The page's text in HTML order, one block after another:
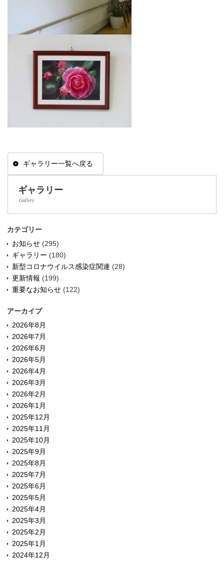
ギャラリー一覧へ戻る
ギャラリー
Gallery
カテゴリー
お知らせ (295)
ギャラリー (180)
新型コロナウイルス感染症関連 (28)
更新情報 (199)
重要なお知らせ (122)
アーカイブ
2026年8月
2026年7月
2026年6月
2026年5月
2026年4月
2026年3月
2026年2月
2026年1月
2025年12月
2025年11月
2025年10月
2025年9月
2025年8月
2025年7月
2025年6月
2025年5月
2025年4月
2025年3月
2025年2月
2025年1月
2024年12月